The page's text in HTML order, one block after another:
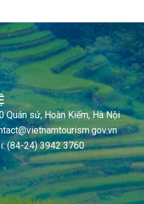
Quán sứ, Hoàn Kiếm, Hà Nội
(84-24) 3942 3760